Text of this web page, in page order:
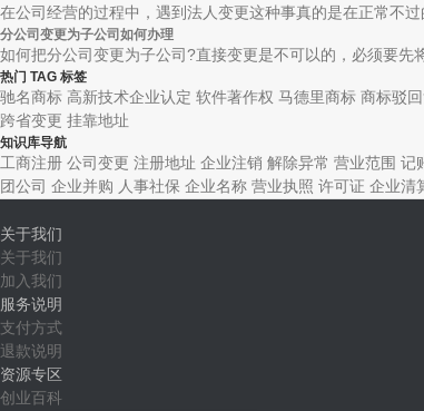
在公司经营的过程中，遇到法人变更这种事真的是在正常不过
分公司变更为子公司如何办理
如何把分公司变更为子公司?直接变更是不可以的，必须要先
热门 TAG 标签
驰名商标 高新技术企业认定 软件著作权 马德里商标 商标驳
跨省变更 挂靠地址
知识库导航
工商注册 公司变更 注册地址 企业注销 解除异常 营业范围 记
团公司 企业并购 人事社保 企业名称 营业执照 许可证 企业清
关于我们
关于我们
加入我们
服务说明
支付方式
退款说明
资源专区
创业百科